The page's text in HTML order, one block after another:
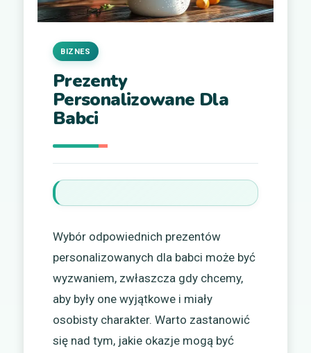
Prezenty
Personalizowane Dla
Babci
BIZNES
Wybór odpowiednich prezentów
personalizowanych dla babci może być
wyzwaniem, zwłaszcza gdy chcemy,
aby były one wyjątkowe i miały
osobisty charakter. Warto zastanowić
się nad tym, jakie okazje mogą być